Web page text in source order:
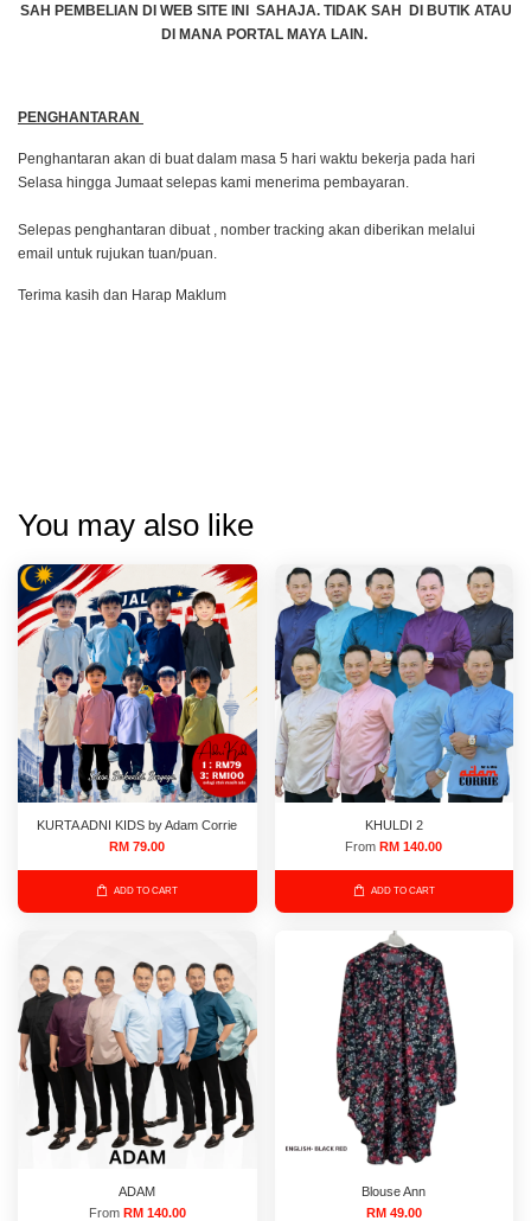
SAH PEMBELIAN DI WEB SITE INI SAHAJA. TIDAK SAH DI BUTIK ATAU
DI MANA PORTAL MAYA LAIN.
PENGHANTARAN
Penghantaran akan di buat dalam masa 5 hari waktu bekerja pada hari
Selasa hingga Jumaat selepas kami menerima pembayaran.
Selepas penghantaran dibuat , nomber tracking akan diberikan melalui
email untuk rujukan tuan/puan.
Terima kasih dan Harap Maklum
You may also like
KURTA ADNI KIDS by Adam Corrie
RM 79.00
ADD TO CART
KHULDI 2
FromRM 140.00
ADD TO CART
ADAM
From RM 140.00
Blouse Ann
RM 49.00